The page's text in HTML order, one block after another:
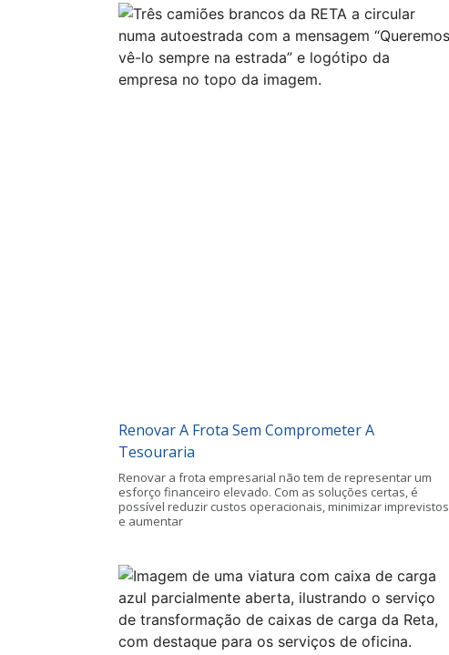
Renovar A Frota Sem Comprometer A
Tesouraria
Renovar a frota empresarial não tem de representar um
esforço financeiro elevado. Com as soluções certas, é
possível reduzir custos operacionais, minimizar imprevistos
e aumentar